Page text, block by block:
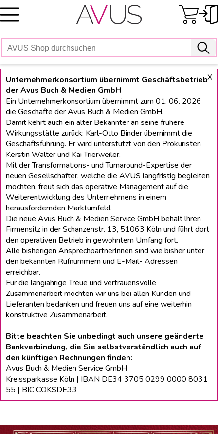
Skip
to
X
Unternehmerkonsortium übernimmt Geschäftsbetrieb
der Avus Buch & Medien GmbH
Ein Unternehmerkonsortium übernimmt zum 01. 06. 2026
die Geschäfte der Avus Buch & Medien GmbH.
Damit kehrt auch ein alter Bekannter an seine frühere
Wirkungsstätte zurück: Karl-Otto Binder übernimmt die
Geschäftsführung. Er wird unterstützt von den Prokuristen
Kerstin Walter und Kai Trierweiler.
Mit der Transformations- und Turnaround-Expertise der
neuen Gesellschafter, welche die AVUS langfristig begleiten
möchten, freut sich das operative Management auf die
Weiterentwicklung des Unternehmens in einem
herausfordernden Marktumfeld.
Die neue Avus Buch & Medien Service GmbH behält lhren
Firmensitz in der Schanzenstr. 13, 51063 Köln und führt dort
den operativen Betrieb in gewohntem Umfang fort.
Alle bisherigen Ansprechpartnerlnnen sind wie bisher unter
den bekannten Rufnummern und E-Mail- Adressen
erreichbar.
Für die langiährige Treue und vertrauensvolle
Zusammenarbeit möchten wir uns bei allen Kunden und
Lieferanten bedanken und freuen uns auf eine weiterhin
konstruktive Zusammenarbeit.
Bitte beachten Sie unbedingt auch unsere geänderte
Bankverbindung, die Sie selbstverständlich auch auf
den künftigen Rechnungen finden:
Avus Buch & Medien Service GmbH
Kreissparkasse Köln | IBAN DE34 3705 0299 0000 8031
55 | BIC COKSDE33